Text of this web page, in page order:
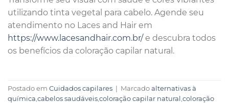
utilizando tinta vegetal para cabelo. Agende seu
atendimento no Laces and Hair em
https://www.lacesandhair.com.br/e descubra todos
os benefícios da coloração capilar natural.
Postado em Cuidados capilares Marcado alternativas à
química cabelos saudáveis coloração capilar natural coloração